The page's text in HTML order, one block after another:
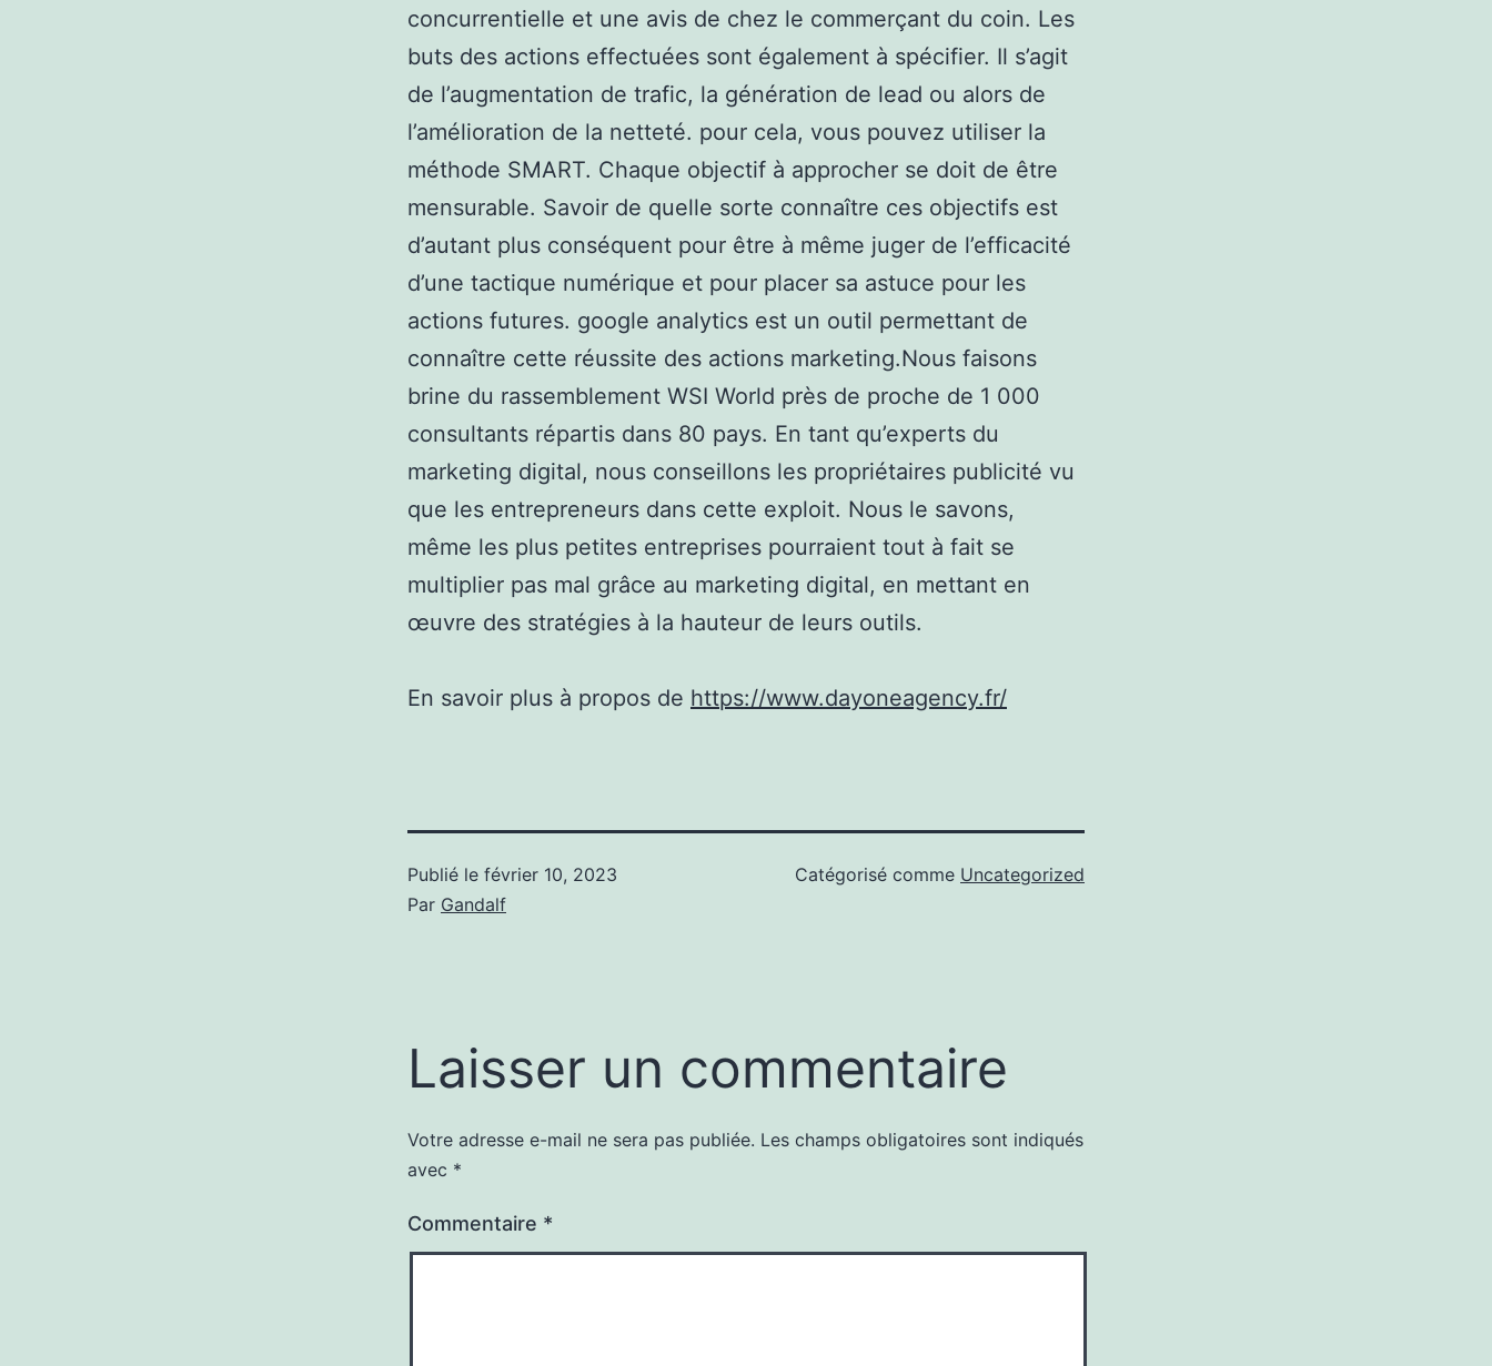
concurrentielle et une avis de chez le commerçant du coin. Les
buts des actions effectuées sont également à spécifier. Il s’agit
de l’augmentation de trafic, la génération de lead ou alors de
l’amélioration de la netteté. pour cela, vous pouvez utiliser la
méthode SMART. Chaque objectif à approcher se doit de être
mensurable. Savoir de quelle sorte connaître ces objectifs est
d’autant plus conséquent pour être à même juger de l’efficacité
d’une tactique numérique et pour placer sa astuce pour les
actions futures. google analytics est un outil permettant de
connaître cette réussite des actions marketing.Nous faisons
brine du rassemblement WSI World près de proche de 1 000
consultants répartis dans 80 pays. En tant qu’experts du
marketing digital, nous conseillons les propriétaires publicité vu
que les entrepreneurs dans cette exploit. Nous le savons,
même les plus petites entreprises pourraient tout à fait se
multiplier pas mal grâce au marketing digital, en mettant en
œuvre des stratégies à la hauteur de leurs outils.
En savoir plus à propos de https://www.dayoneagency.fr/
Publié le février 10, 2023
Par Gandalf
Catégorisé comme Uncategorized
Laisser un commentaire
Votre adresse e-mail ne sera pas publiée. Les champs obligatoires sont indiqués
avec *
Commentaire *